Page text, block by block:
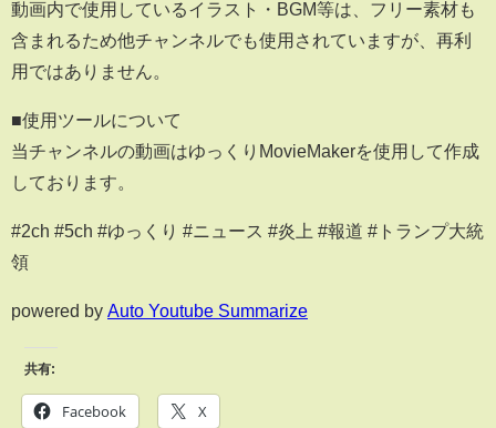
動画内で使用しているイラスト・BGM等は、フリー素材も
含まれるため他チャンネルでも使用されていますが、再利
用ではありません。
■使用ツールについて
当チャンネルの動画はゆっくりMovieMakerを使用して作成
しております。
#2ch #5ch #ゆっくり #ニュース #炎上 #報道 #トランプ大統
領
powered by Auto Youtube Summarize
共有:
Facebook X